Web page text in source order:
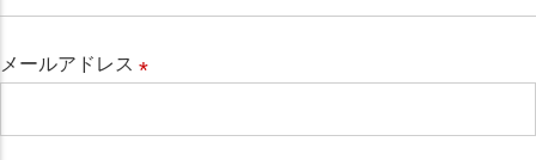
メールアドレス